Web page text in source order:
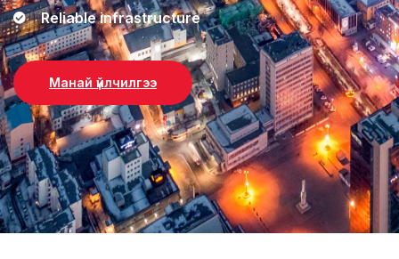
Reliable infrastructure
Манай үйлчилгээ